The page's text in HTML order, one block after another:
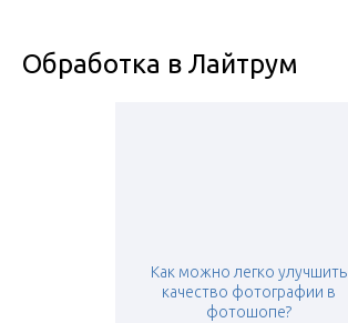
Обработка в Лайтрум
Как можно легко улучшить
качество фотографии в
фотошопе?